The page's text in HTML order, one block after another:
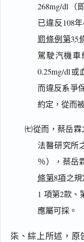
268mg/dl（
已違反108
罰條例第35
駕駛汽機
0.25mg/dl或
而違反系爭
約定，從而
㈦從而，蔡岳
法醫研究所
％），蔡岳
條第8項之
1 項第2款、
應屬可採。
柒、綜上所述，原